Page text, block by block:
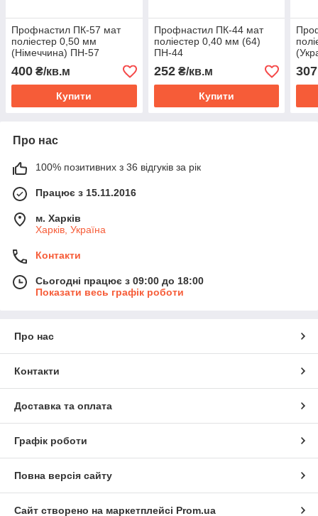
Профнастил ПК-57 мат
поліестер 0,50 мм
(Німеччина) ПН-57
400 ₴/кв.м
Купити
Профнастил ПК-44 мат
поліестер 0,40 мм (64)
ПН-44
252₴/кв.м
Купити
307
Про нас
100% позитивних з 36 відгуків за рік
Працює з 15.11.2016
м. Харків
Харків, Україна
Контакти
Сьогодні працює з 09:00 до 18:00
Показати весь графік роботи
Про нас
Контакти
Доставка та оплата
Графік роботи
Повна версія сайту
Сайт створено на маркетплейсі Prom.ua